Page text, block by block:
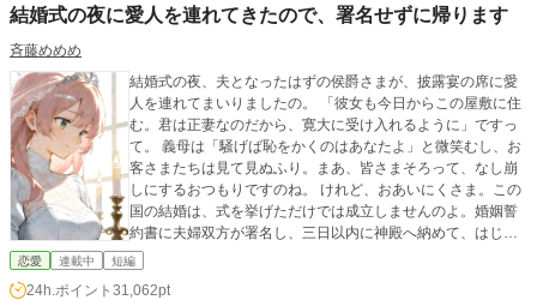
結婚式の夜に愛人を連れてきたので、署名せずに帰ります
斉藤めめめ
結婚式の夜、夫となったはずの侯爵さまが、披露宴の席に愛
人を連れてまいりましたの。 「彼女も今日からこの屋敷に住
む。君は正妻なのだから、寛大に受け入れるように」ですっ
て。 義母は「騒げば恥をかくのはあなたよ」と微笑むし、お
客さまたちは見て見ぬふり。まあ、皆さまそろって、なし崩
しにするおつもりですのね。 けれど、おあいにくさま。この
国の結婚は、式を挙げただけでは成立しませんのよ。婚姻誓
約書に夫婦双方が署名し、三日以内に神殿へ納めて、はじめ
て夫婦。 ――そしてわたくし、まだ署名しておりませんの。
恋愛 連載中 短編
24h.ポイント 31,062pt